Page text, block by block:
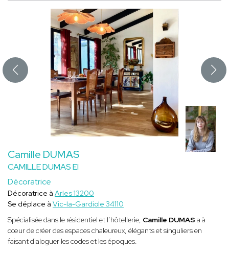
Camille DUMAS
CAMILLE DUMAS EI
Décoratrice
Décoratrice à Arles 13200
Se déplace à Vic-la-Gardiole 34110
Spécialisée dans le résidentiel et l’hôtellerie, Camille DUMAS a à
cœur de créer des espaces chaleureux, élégants et singuliers en
faisant dialoguer les codes et les époques.